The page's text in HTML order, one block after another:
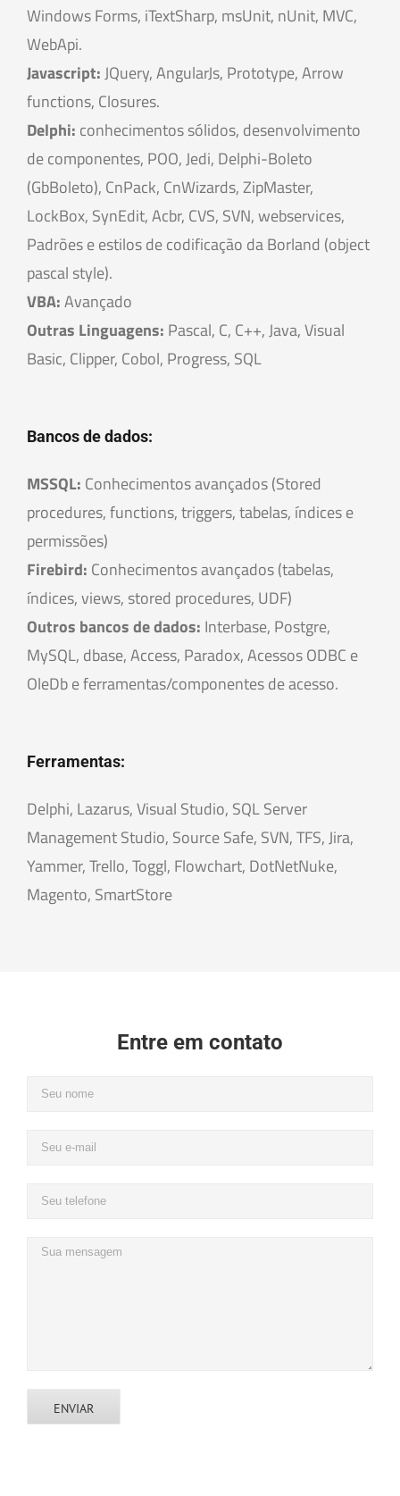
Windows Forms, iTextSharp, msUnit, nUnit, MVC,
WebApi.
Javascript:JQuery, AngularJs, Prototype, Arrow
functions, Closures.
Delphi: conhecimentos sólidos, desenvolvimento
de componentes, POO, Jedi, Delphi-Boleto
(GbBoleto), CnPack, CnWizards, ZipMaster,
LockBox, SynEdit, Acbr, CVS, SVN, webservices,
Padrões e estilos de codificação da Borland (object
pascal style).
VBA:Avançado
Outras Linguagens: Pascal, C, C++, Java, Visual
Basic, Clipper, Cobol, Progress, SQL
Bancos de dados:
MSSQL: Conhecimentos avançados (Stored
procedures, functions, triggers, tabelas, índices e
permissões)
Firebird: Conhecimentos avançados (tabelas,
índices, views, stored procedures, UDF)
Outros bancos de dados: Interbase, Postgre,
MySQL, dbase, Access, Paradox, Acessos ODBC e
OleDb e ferramentas/componentes de acesso.
Ferramentas:
Delphi, Lazarus, Visual Studio, SQL Server
Management Studio, Source Safe, SVN, TFS, Jira,
Yammer, Trello, Toggl, Flowchart, DotNetNuke,
Magento, SmartStore
Entre em contato